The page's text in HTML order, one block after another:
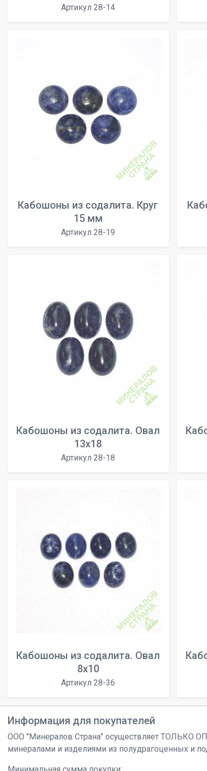
Артикул 28-14
Кабошоны из содалита. Круг
15 мм
Артикул 28-19
Кабошоны из содалита. Овал
13х18
Артикул 28-18
Кабошоны из содалита. Овал
8х10
Артикул 28-36
Информация для покупателей
ООО "Минералов Страна" осуществляет ТОЛЬКО
минералами и изделиями из полудрагоценных и